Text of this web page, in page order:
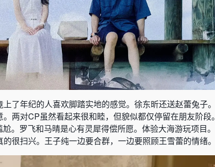
了年纪的人喜欢脚踏实地的感觉。徐东昕还送赵蕾兔子。
两对CP虽然看起来很和睦，但貌似都仅停留在朋友阶段。
。罗飞和马晴是心有灵犀得偿所愿。体验大海游玩项目。
很扫兴。王子纯一边要合群，一边要照顾王雪蕾的情绪。